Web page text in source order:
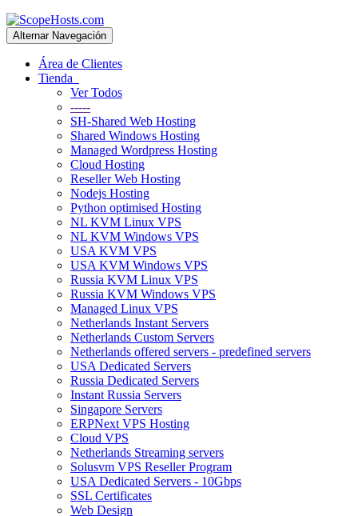
Alternar Navegación
Área de Clientes
Tienda
Ver Todos
-----
SH-Shared Web Hosting
Shared Windows Hosting
Managed Wordpress Hosting
Cloud Hosting
Reseller Web Hosting
Nodejs Hosting
Python optimised Hosting
NL KVM Linux VPS
NL KVM Windows VPS
USA KVM VPS
USA KVM Windows VPS
Russia KVM Linux VPS
Russia KVM Windows VPS
Managed Linux VPS
Netherlands Instant Servers
Netherlands Custom Servers
Netherlands offered servers - predefined servers
USA Dedicated Servers
Russia Dedicated Servers
Instant Russia Servers
Singapore Servers
ERPNext VPS Hosting
Cloud VPS
Netherlands Streaming servers
Solusvm VPS Reseller Program
USA Dedicated Servers - 10Gbps
SSL Certificates
Web Design